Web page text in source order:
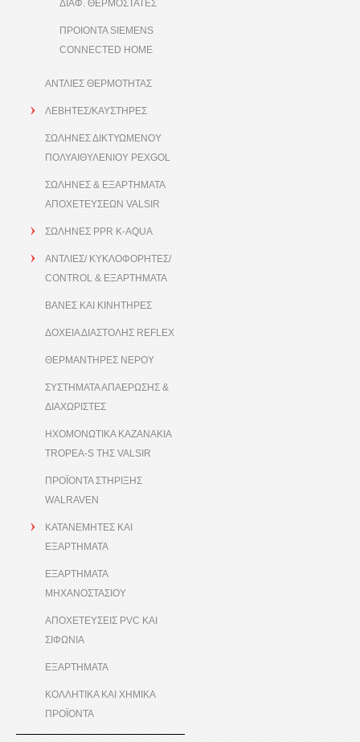
ΔΙΑΦ. ΘΕΡΜΟΣΤΑΤΕΣ
ΠΡΟΙΟΝΤΑ SIEMENS
CONNECTED HOME
ΑΝΤΛΙΕΣ ΘΕΡΜΟΤΗΤΑΣ
ΛΕΒΗΤΕΣ/ΚΑΥΣΤΗΡΕΣ
ΣΩΛΗΝΕΣ ΔΙΚΤΥΩΜΕΝΟΥ
ΠΟΛΥΑΙΘΥΛΕΝΙΟΥ PEXGOL
ΣΩΛΗΝΕΣ & ΕΞΑΡΤΗΜΑΤΑ
ΑΠΟΧΕΤΕΥΣΕΩΝ VALSIR
ΣΩΛΗΝΕΣ PPR K-AQUA
ΑΝΤΛΙΕΣ/ ΚΥΚΛΟΦΟΡΗΤΕΣ/
CONTROL & ΕΞΑΡΤΗΜΑΤΑ
ΒΑΝΕΣ ΚΑΙ ΚΙΝΗΤΗΡΕΣ
ΔΟΧΕΙΑ ΔΙΑΣΤΟΛΗΣ REFLEX
ΘΕΡΜΑΝΤΗΡΕΣ ΝΕΡΟΥ
ΣΥΣΤΗΜΑΤΑ ΑΠΑΕΡΩΣΗΣ &
ΔΙΑΧΩΡΙΣΤΕΣ
ΗΧΟΜΟΝΩΤΙΚΑ ΚΑΖΑΝΑΚΙΑ
TROPEA-S ΤΗΣ VALSIR
ΠΡΟΪΟΝΤΑ ΣΤΗΡΙΞΗΣ
WALRAVEN
ΚΑΤΑΝΕΜΗΤΕΣ ΚΑΙ
ΕΞΑΡΤΗΜΑΤΑ
ΕΞΑΡΤΗΜΑΤΑ
ΜΗΧΑΝΟΣΤΑΣΙΟΥ
ΑΠΟΧΕΤΕΥΣΕΙΣ PVC ΚΑΙ
ΣΙΦΩΝΙΑ
ΕΞΑΡΤΗΜΑΤΑ
ΚΟΛΛΗΤΙΚΑ ΚΑΙ ΧΗΜΙΚΑ
ΠΡΟΪΟΝΤΑ